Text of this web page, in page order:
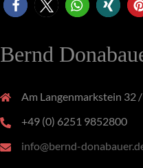
Bernd
Am Langenmarkstein 32
+49 (0) 6251 9852800
info@bernd-